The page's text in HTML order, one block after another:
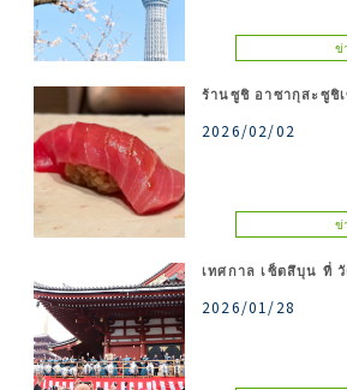
ข่
ร้านซูชิ อาซากุสะซูชิ
2026/02/02
ข่
เทศกาล เซ็ตสึบุน ที่
2026/01/28